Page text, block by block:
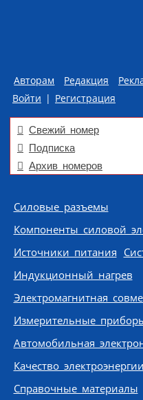
Авторам Редакция
Войти | Регистрация
Свежий номер
Подписка
Архив номеров
Skip to content
Силовые разъемы
Компоненты силовой
Источники питания
Индукционный нагрев
Электромагнитная
Измерительные
Автомобильная
Качество электроэнергии
Справочные материалы